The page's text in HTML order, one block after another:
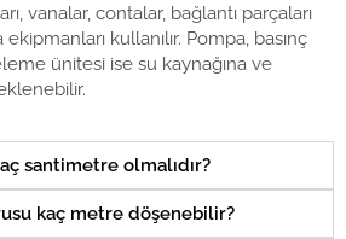
vanalar, contalar, bağlantı parçaları
kullanılır. Pompa, basınç
ünitesi ise su kaynağına ve
santimetre olmalıdır?
kaç metre döşenebilir?